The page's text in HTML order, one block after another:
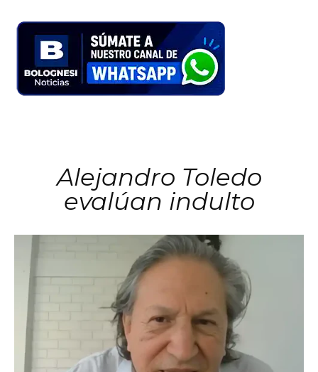
Alejandro Toledo
evalúan indulto